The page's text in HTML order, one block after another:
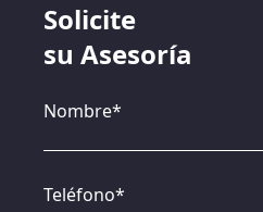
Solicite
su Asesoría
Nombre*
Teléfono*